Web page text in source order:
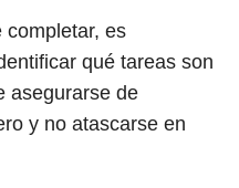
completar, es
qué tareas son
asegurarse de
y no atascarse en